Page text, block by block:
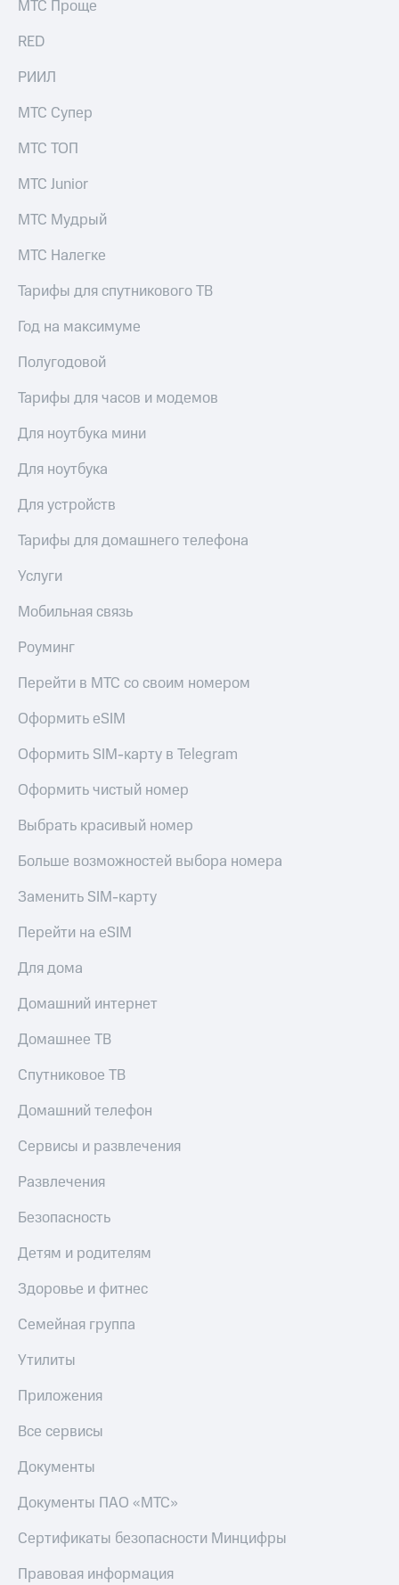
МТС Проще
RED
РИИЛ
МТС Супер
МТС ТОП
МТС Junior
МТС Мудрый
МТС Налегке
Тарифы для спутникового ТВ
Год на максимуме
Полугодовой
Тарифы для часов и модемов
Для ноутбука мини
Для ноутбука
Для устройств
Тарифы для домашнего телефона
Услуги
Мобильная связь
Роуминг
Перейти в МТС со своим номером
Оформить eSIM
Оформить SIM-карту в Telegram
Оформить чистый номер
Выбрать красивый номер
Больше возможностей выбора номера
Заменить SIM-карту
Перейти на eSIM
Для дома
Домашний интернет
Домашнее ТВ
Спутниковое ТВ
Домашний телефон
Сервисы и развлечения
Развлечения
Безопасность
Детям и родителям
Здоровье и фитнес
Семейная группа
Утилиты
Приложения
Все сервисы
Документы
Документы ПАО «МТС»
Сертификаты безопасности Минцифры
Правовая информация